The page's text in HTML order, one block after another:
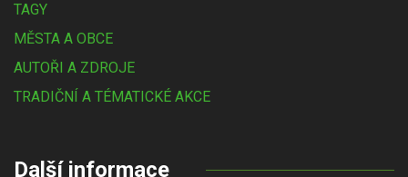
TAGY
MĚSTA A OBCE
AUTOŘI A ZDROJE
TRADIČNÍ A TÉMATICKÉ AKCE
Další informace